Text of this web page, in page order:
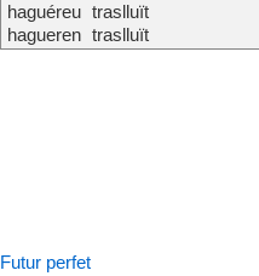
haguéreu
hagueren
traslluït
traslluït
Futur perfet